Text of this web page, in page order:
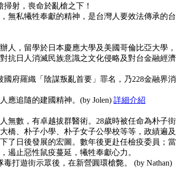
射，喪命於亂槍之下！
無私犧牲奉獻的精神，是台灣人要效法傳承的台
人，留學於日本慶應大學及美國哥倫比亞大學，
抗日人消滅民族意識之文化侵略及對台金融經濟
府羅織「陰謀叛亂首要」罪名，乃228金融界消
應追隨的建國精神。(by Jolen) 詳細介紹
無數，有卓越拔群醫術。28歲時被任命為朴子街
橋、朴子小學、朴子女子公學校等等，政績遍及
了日後發展的宏圖。數年後更赴任檢疫委員；當
遏止惡性鼠疫蔓延，犧牲奉獻心力。
打遊街示眾後，在新營圓環槍斃。 (by Nathan)